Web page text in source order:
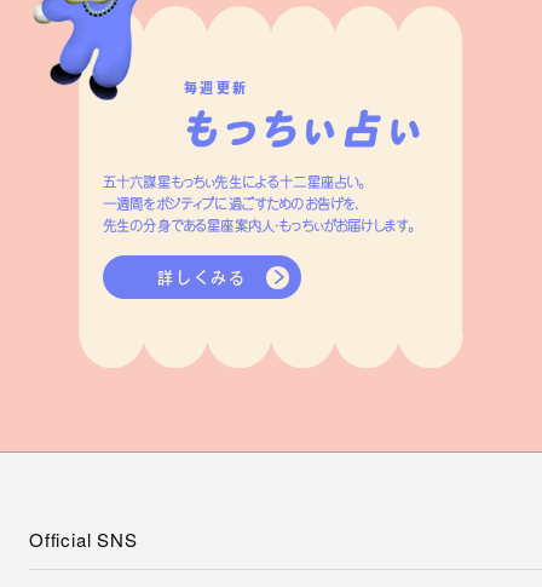
毎週更新
五十六謀星もっちぃ先生による十二星座占い。
一週間をポジティブに過ごすためのお告げを、
先生の分身である星座案内人・もっちぃがお届けします。
詳しくみる
Official SNS